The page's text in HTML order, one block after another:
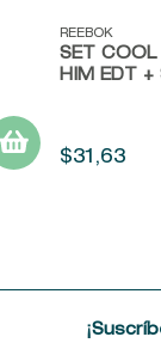
Vista
REEBOK
SET COOL
HIM EDT +
$31 ,63